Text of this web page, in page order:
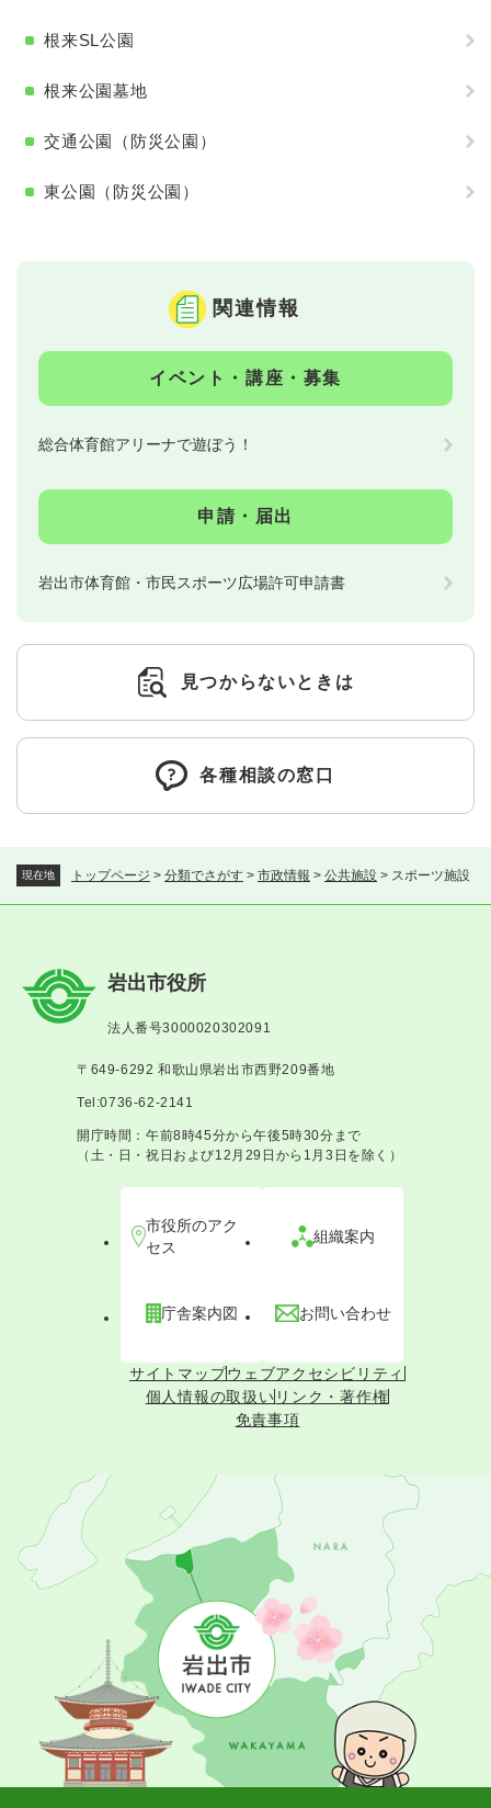
現在地 トップページ > 分類でさがす > 市政情報 > 公共施設 > スポーツ施設
根来SL公園
根来公園墓地
交通公園（防災公園）
東公園（防災公園）
関連情報
イベント・講座・募集
総合体育館アリーナで遊ぼう！
申請・届出
岩出市体育館・市民スポーツ広場許可申請書
見つからないときは
各種相談の窓口
岩出市役所
法人番号3000020302091
〒649-6292 和歌山県岩出市西野209番地
Tel:0736-62-2141
開庁時間：午前8時45分から午後5時30分まで
（土・日・祝日および12月29日から1月3日を除く）
市役所のアク
セス
組織案内
庁舎案内図 お問い合わせ
サイトマップウェブアクセシビリティ
個人情報の取扱い リンク・著作権
免責事項